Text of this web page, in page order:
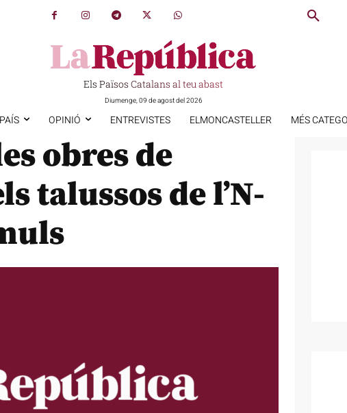
Els Països Catalans al teu abast
Diumenge, 09 de agost del 2026
OPINIÓ ENTREVISTES ELMONCASTELLER MÉS
obres de
talussos de l’N-